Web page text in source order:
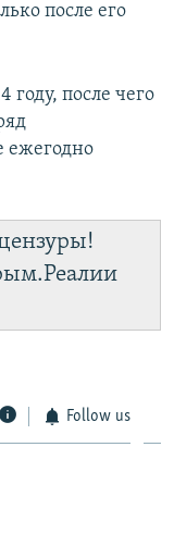
после его
году, после чего
ежегодно
Follow us